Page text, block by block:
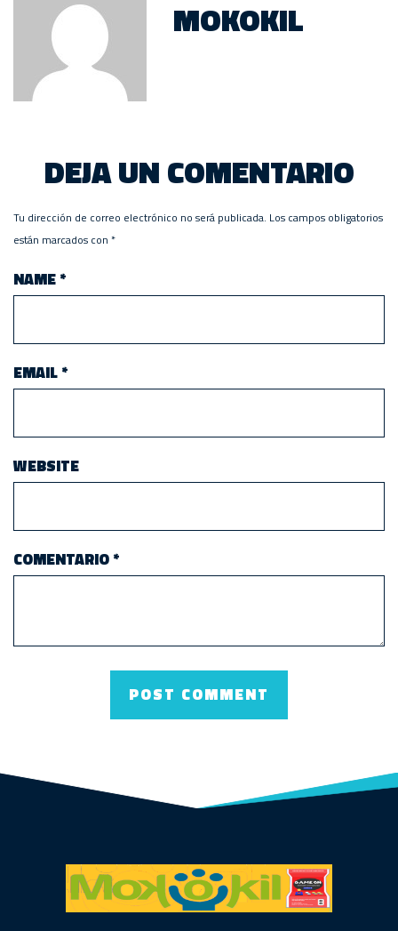
MOKOKIL
DEJA UN COMENTARIO
Tu dirección de correo electrónico no será publicada. Los campos obligatorios
están marcados con *
NAME*
EMAIL*
WEBSITE
COMENTARIO*